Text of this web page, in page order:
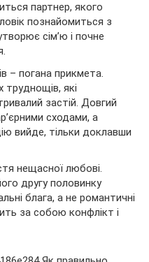
партнер, якого
познайомиться з
сім’ю і почне
– погана прикмета.
труднощів, які
застій. Довгий
сходами, а
вийде, тільки доклавши
нещасної любові.
другу половинку
блага, а не романтичні
за собою конфлікт і